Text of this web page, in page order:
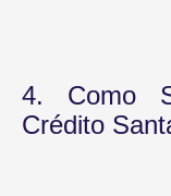
4. Como
Crédito